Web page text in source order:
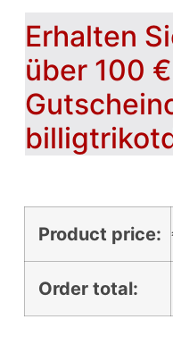
Erhalten
über 100
Product price:
Order total: